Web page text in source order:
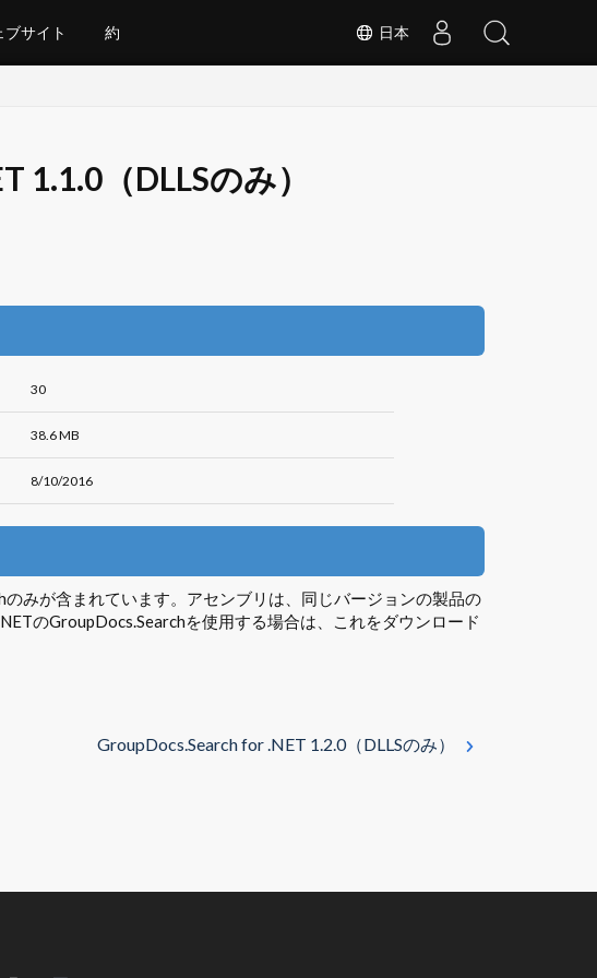
日本
ブサイト 約
1.1.0（DLLSのみ）
30
38.6 MB
8/10/2016
みが含まれています。アセンブリは、同じバージョンの製品の
のGroupDocs.Searchを使用する場合は、これをダウンロード
GroupDocs.Search for .NET 1.2.0（DLLSのみ）